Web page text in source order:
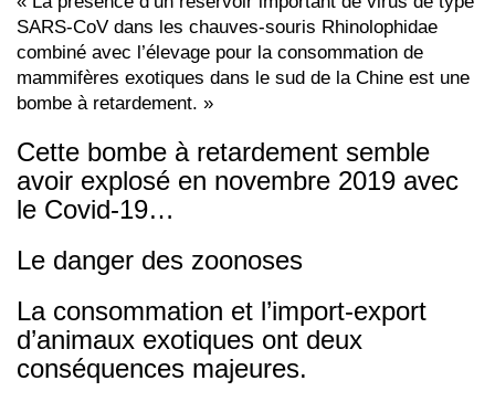
SARS-CoV dans les chauves-souris Rhinolophidae
combiné avec l’élevage pour la consommation de
mammifères exotiques dans le sud de la Chine est une
bombe à retardement. »
Cette bombe à retardement semble
avoir explosé en novembre 2019 avec
le Covid-19…
Le danger des zoonoses
La consommation et l’import-export
d’animaux exotiques ont deux
conséquences majeures.